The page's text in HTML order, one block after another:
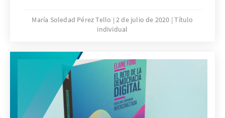
los partidos políticos competirán en el
proceso electoral del 2021 con una pandemia
María Soledad Pérez Tello 2 de julio de 2020 Título
individual